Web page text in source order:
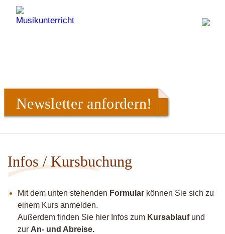
Newsletter anfordern!
Infos / Kursbuchung
Mit dem unten stehenden Formular können Sie sich zu
einem Kurs anmelden.
Außerdem finden Sie hier Infos zum Kursablaufund
zur An- und Abreise.